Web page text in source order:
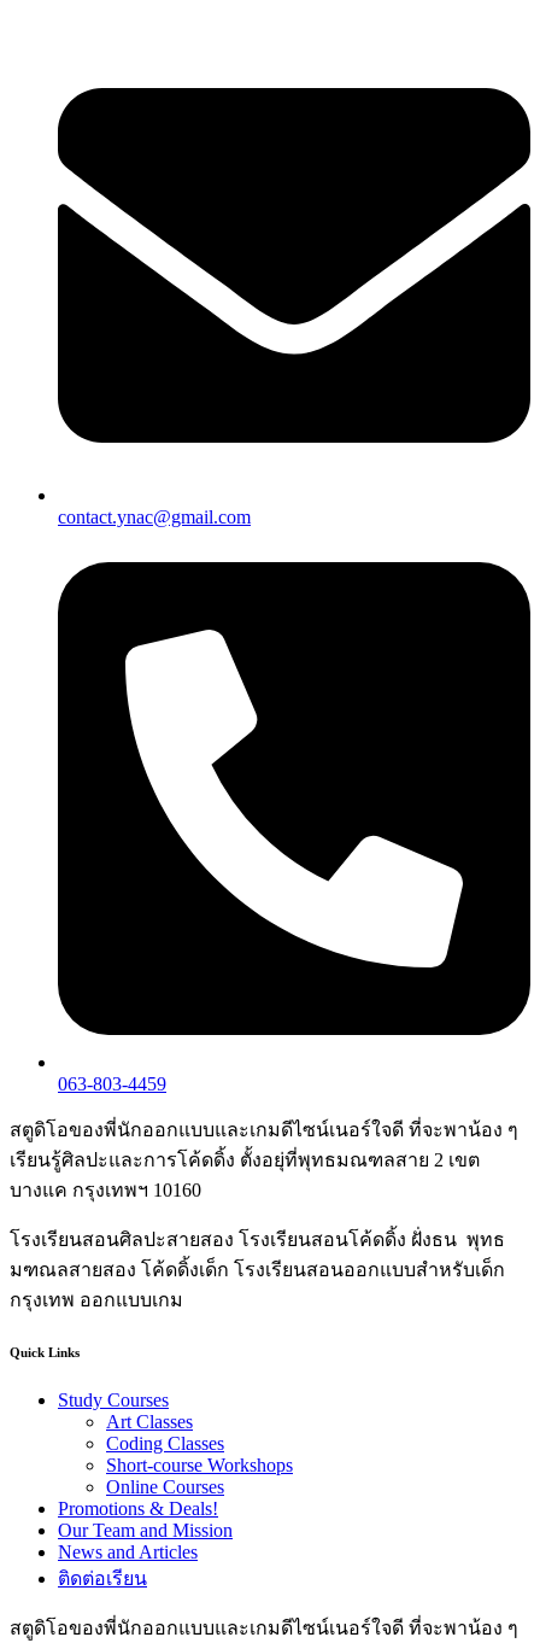
contact.ynac@gmail.com
063-803-4459
สตูดิโอของพี่นักออกแบบและเกมดีไซน์เนอร์ใจดี ที่จะพาน้อง ๆ
เรียนรู้ศิลปะและการโค้ดดิ้ง ตั้งอยุ่ที่พุทธมณฑลสาย 2 เขต
บางแค กรุงเทพฯ 10160
โรงเรียนสอนศิลปะสายสอง โรงเรียนสอนโค้ดดิ้ง ฝั่งธน พุทธ
มฑณลสายสอง โค้ดดิ้งเด็ก โรงเรียนสอนออกแบบสำหรับเด็ก
กรุงเทพ ออกแบบเกม
Quick Links
Study Courses
Art Classes
Coding Classes
Short-course Workshops
Online Courses
Promotions & Deals!
Our Team and Mission
News and Articles
ติดต่อเรียน
สตูดิโอของพี่นักออกแบบและเกมดีไซน์เนอร์ใจดี ที่จะพาน้อง ๆ